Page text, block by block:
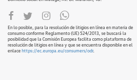
En lo posible, para la resolución de litigios en línea en materia de
consumo conforme Reglamento (UE) 524/2013, se buscará la
posibilidad que la Comisión Europea facilita como plataforma de
resolución de litigios en línea y que se encuentra disponible en el
enlace https://ec.europa.eu/consumers/odr.